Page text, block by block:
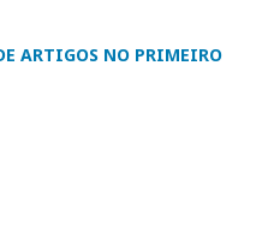
ARTIGOS NO PRIMEIRO